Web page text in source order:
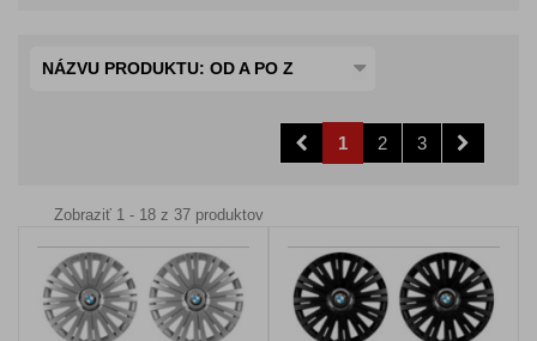
NÁZVU PRODUKTU: OD A PO Z
1 2 3
Zobraziť 1 - 18 z 37 produktov